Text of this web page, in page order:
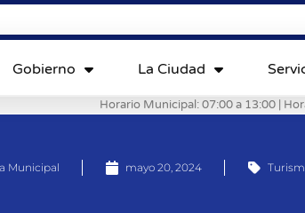
Gobierno La Ciudad
Horario Municipal: 07:00 a 13:00 |
Municipal mayo 20, 2024